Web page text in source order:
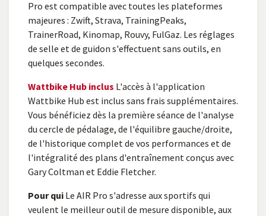
Pro est compatible avec toutes les plateformes
majeures : Zwift, Strava, TrainingPeaks,
TrainerRoad, Kinomap, Rouvy, FulGaz. Les réglages
de selle et de guidon s'effectuent sans outils, en
quelques secondes.
Wattbike Hub inclus L'accès à l'application
Wattbike Hub est inclus sans frais supplémentaires.
Vous bénéficiez dès la première séance de l'analyse
du cercle de pédalage, de l'équilibre gauche/droite,
de l'historique complet de vos performances et de
l'intégralité des plans d'entraînement conçus avec
Gary Coltman et Eddie Fletcher.
Pour qui Le AIR Pro s'adresse aux sportifs qui
veulent le meilleur outil de mesure disponible, aux